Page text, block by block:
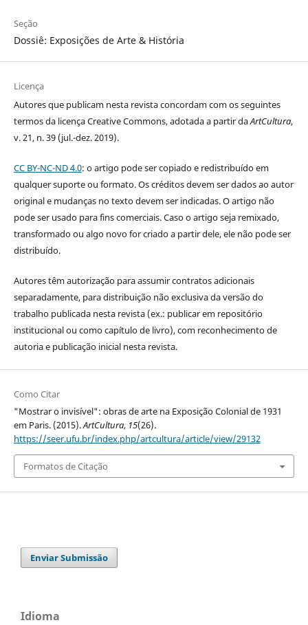
Seção
Dossiê: Exposições de Arte & História
Licença
Autores que publicam nesta revista concordam com os seguintes
termos da licença Creative Commons, adotada a partir daArtCultura,
v. 21, n. 39 (jul.-dez. 2019).
CC BY-NC-ND 4.0: o artigo pode ser copiado e redistribuído em
qualquer suporte ou formato. Os créditos devem ser dados ao autor
original e mudanças no texto devem ser indicadas. O artigo não
pode ser usado para fins comerciais. Caso o artigo seja remixado,
transformado ou algo novo for criado a partir dele, ele não pode ser
distribuído.
Autores têm autorização para assumir contratos adicionais
separadamente, para distribuição não exclusiva da versão do
trabalho publicada nesta revista (ex.: publicar em repositório
institucional ou como capítulo de livro), com reconhecimento de
autoria e publicação inicial nesta revista.
Como Citar
"Mostrar o invisível": obras de arte na Exposição Colonial de 1931
em Paris. (2015).ArtCultura, 15(26).
https://seer.ufu.br/index.php/artcultura/article/view/29132
Formatos de Citação
Enviar Submissão
Idioma